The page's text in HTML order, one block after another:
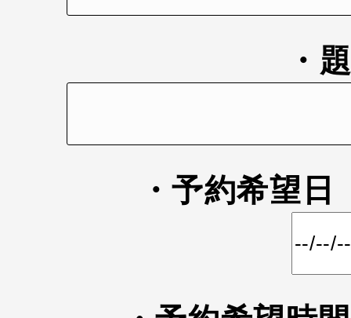
・
・予約希望